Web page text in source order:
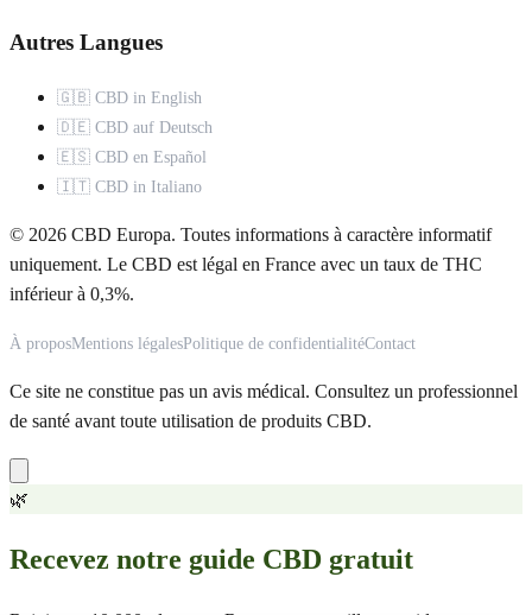
Autres Langues
🇬🇧 CBD in English
🇩🇪 CBD auf Deutsch
🇪🇸 CBD en Español
🇮🇹 CBD in Italiano
© 2026 CBD Europa. Toutes informations à caractère informatif
uniquement. Le CBD est légal en France avec un taux de THC
inférieur à 0,3%.
À proposMentions légalesPolitique de confidentialitéContact
Ce site ne constitue pas un avis médical. Consultez un professionnel
de santé avant toute utilisation de produits CBD.
🌿
Recevez notre guide CBD gratuit